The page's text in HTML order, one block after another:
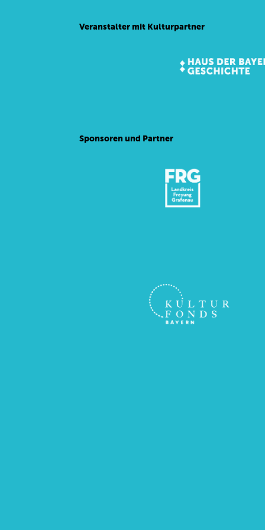
Veranstalter mit Kulturpartner
Sponsoren und Partner